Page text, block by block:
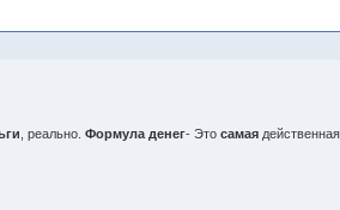
, реально.Формула денег- Этосамая